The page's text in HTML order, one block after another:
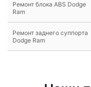
Ремонт блока ABS Dodge
Ram
Ремонт заднего суппорта
Dodge Ram